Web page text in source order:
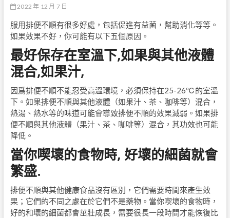
2022 年 12 月 7 日
服用排便不順有很多好處，包括促進有益菌，幫助消化等等。
如果效果不好，你可能有以下五個原因。
最好保存在室溫下,如果與其他液體
混合,如果汁,
因爲排便不順不能忍受高溫環境，必須保持在25-26℃的室溫
下。如果排便不順與其他液體（如果汁、茶、咖啡等）混合，
熱湯、熱水等的味道可能會導致排便不順的效果減弱。如果排
便不順與其他液體（果汁、茶、咖啡等）混合，其功效也可能
降低。
當你喫壞的食物時, 好壞的細菌就會
繁盛.
排便不順與其他健康食品沒有區別，它們需要時間來產生效
果；它們的不同之處在於它們不是藥物。當你喫壞的食物時，
好的和壞的細菌都會茁壯成長，需要很長一段時間才能恢復比